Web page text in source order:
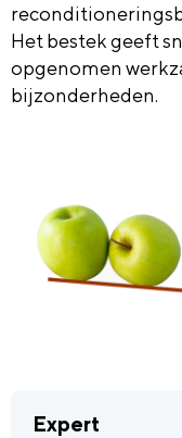
Het bestek geeft
opgenomen
bijzonderheden.
Expert